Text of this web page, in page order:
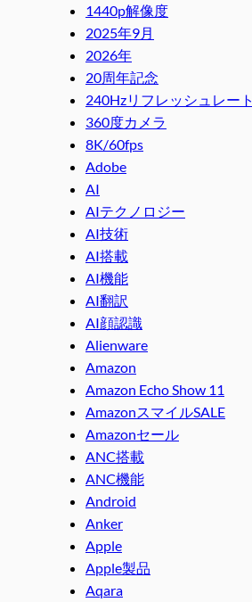
1440p解像度
2025年9月
2026年
20周年記念
240Hzリフレッシュレート
360度カメラ
8K/60fps
Adobe
AI
AIテクノロジー
AI技術
AI搭載
AI機能
AI翻訳
AI顔認識
Alienware
Amazon
Amazon Echo Show 11
AmazonスマイルSALE
Amazonセール
ANC搭載
ANC機能
Android
Anker
Apple
Apple製品
Aqara